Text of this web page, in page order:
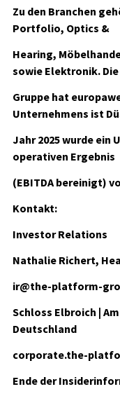
Zu den Branchen
Portfolio, Optics &
Hearing,
sowie Elektronik. Die
Gruppe hat
Unternehmens ist
Jahr 2025 wurde ein
operativen Ergebnis
(EBITDA bereinigt)
Kontakt:
Investor Relations
Nathalie Richert,
ir@the-platform-
Schloss Elbroich |
Deutschland
corporate.the-
Ende der